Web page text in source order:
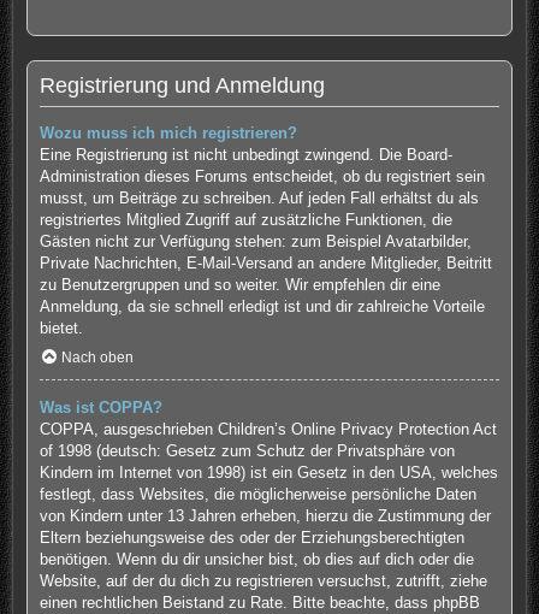
Registrierung und Anmeldung
Wozu muss ich mich registrieren?
Eine Registrierung ist nicht unbedingt zwingend. Die Board-
Administration dieses Forums entscheidet, ob du registriert sein
musst, um Beiträge zu schreiben. Auf jeden Fall erhältst du als
registriertes Mitglied Zugriff auf zusätzliche Funktionen, die
Gästen nicht zur Verfügung stehen: zum Beispiel Avatarbilder,
Private Nachrichten, E-Mail-Versand an andere Mitglieder, Beitritt
zu Benutzergruppen und so weiter. Wir empfehlen dir eine
Anmeldung, da sie schnell erledigt ist und dir zahlreiche Vorteile
bietet.
Nach oben
Was ist COPPA?
COPPA, ausgeschrieben Children’s Online Privacy Protection Act
of 1998 (deutsch: Gesetz zum Schutz der Privatsphäre von
Kindern im Internet von 1998) ist ein Gesetz in den USA, welches
festlegt, dass Websites, die möglicherweise persönliche Daten
von Kindern unter 13 Jahren erheben, hierzu die Zustimmung der
Eltern beziehungsweise des oder der Erziehungsberechtigten
benötigen. Wenn du dir unsicher bist, ob dies auf dich oder die
Website, auf der du dich zu registrieren versuchst, zutrifft, ziehe
einen rechtlichen Beistand zu Rate. Bitte beachte, dass phpBB